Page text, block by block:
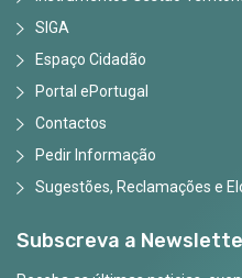
SIGA
Espaço Cidadão
Portal ePortugal
Contactos
Pedir Informação
Sugestões, Reclamações e
Subscreva a